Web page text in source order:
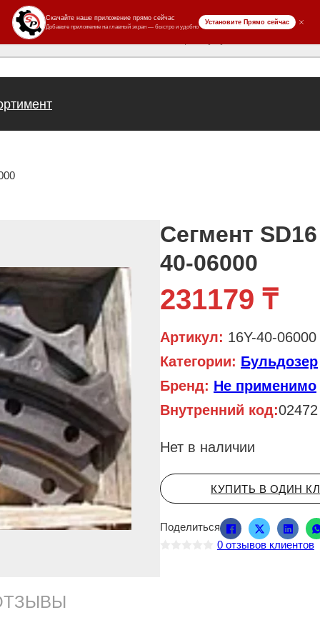
Сегмент
40-06000
231179 ₸
Артикул: 16Y-40-06000
Категории: Бульдозер
Бренд: Не применимо
Внутренний код:02472
Нет в наличии
КУПИТЬ В ОДИН
Поделиться
0 отзывов клиентов